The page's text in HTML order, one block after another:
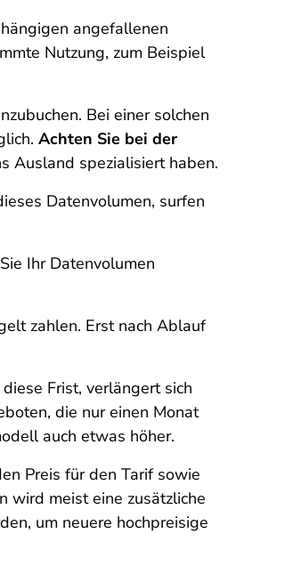
angefallenen
Nutzung, zum Beispiel
Bei einer solchen
Achten Sie bei der
Ausland spezialisiert haben.
Datenvolumen, surfen
Ihr Datenvolumen
zahlen. Erst nach Ablauf
Frist, verlängert sich
die nur einen Monat
auch etwas höher.
Preis für den Tarif sowie
wird meist eine zusätzliche
um neuere hochpreisige